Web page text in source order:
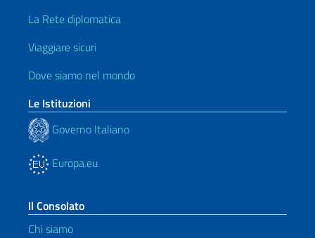
La Rete diplomatica
Viaggiare sicuri
Dove siamo nel mondo
Le Istituzioni
Governo Italiano
Europa.eu
Il Consolato
Chi siamo